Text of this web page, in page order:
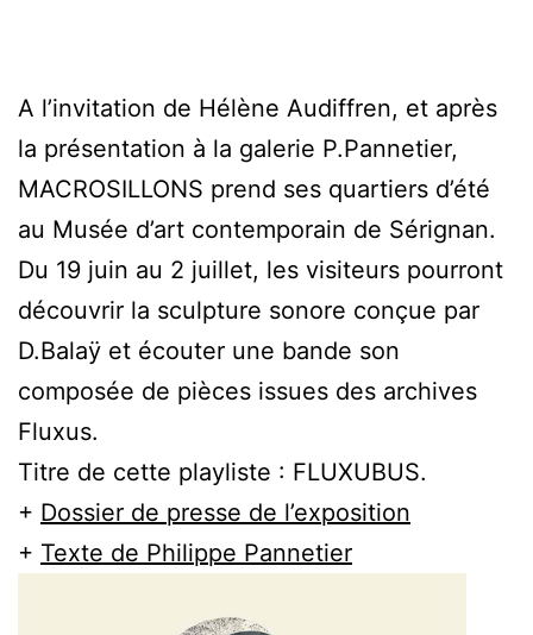
A l’invitation de Hélène Audiffren, et après
la présentation à la galerie P.Pannetier,
MACROSILLONS prend ses quartiers d’été
au Musée d’art contemporain de Sérignan.
Du 19 juin au 2 juillet, les visiteurs pourront
découvrir la sculpture sonore conçue par
D.Balaÿ et écouter une bande son
composée de pièces issues des archives
Fluxus.
Titre de cette playliste : FLUXUBUS.
+ Dossier de presse de l’exposition
+ Texte de Philippe Pannetier